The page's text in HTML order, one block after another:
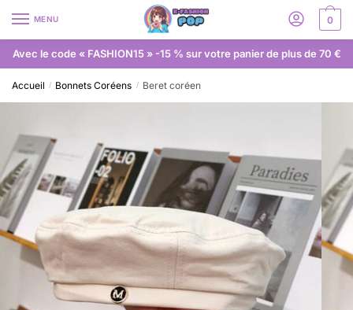
MENU 0
Avec le code « FASHION15 » -15 % sur votre panier de plus de 70 €
Accueil / Bonnets Coréens / Beret coréen